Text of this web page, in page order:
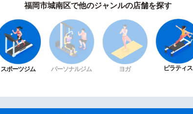
福岡市城南区で他のジャンルの店舗を探す
スポーツジム パーソナルジム ヨガ ピラティス